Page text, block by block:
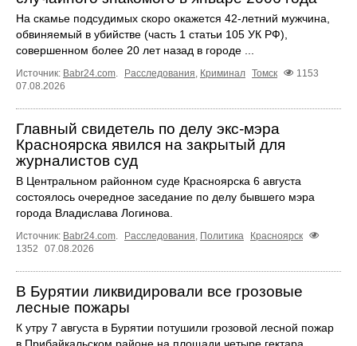
На скамье подсудимых скоро окажется 42-летний мужчина,
обвиняемый в убийстве (часть 1 статьи 105 УК РФ),
совершенном более 20 лет назад в городе ...
Источник: Babr24.com. Расследования, Криминал Томск
1153
07.08.2026
Главный свидетель по делу экс-мэра
Красноярска явился на закрытый для
журналистов суд
В Центральном районном суде Красноярска 6 августа
состоялось очередное заседание по делу бывшего мэра
города Владислава Логинова.
Источник: Babr24.com. Расследования, Политика
Красноярск
1352
07.08.2026
В Бурятии ликвидировали все грозовые
лесные пожары
К утру 7 августа в Бурятии потушили грозовой лесной пожар